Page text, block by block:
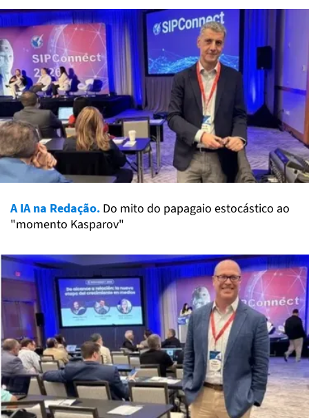
A IA na Redação. Do mito do papagaio estocástico ao
"momento Kasparov"